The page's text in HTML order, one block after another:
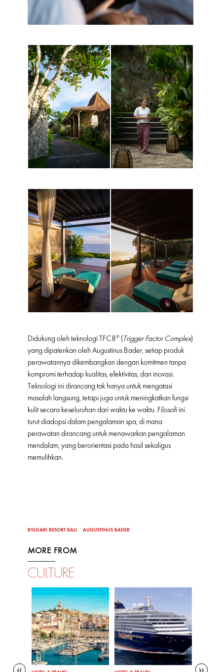
Didukung oleh teknologi TFC8® (Trigger Factor Complex)
yang dipatenkan oleh Augustinus Bader, setiap produk
perawatannya dikembangkan dengan komitmen tanpa
kompromi terhadap kualitas, efektivitas, dan inovasi.
Teknologi ini dirancang tak hanya untuk mengatasi
masalah langsung, tetapi juga untuk meningkatkan fungsi
kulit secara keseluruhan dari waktu ke waktu. Filosofi ini
turut diadopsi dalam pengalaman spa, di mana
perawatan dirancang untuk menawarkan pengalaman
mendalam, yang berorientasi pada hasil sekaligus
memulihkan.
BVLGARI RESORT BALI AUGUSTINUS BADER
MORE FROM
CULTURE